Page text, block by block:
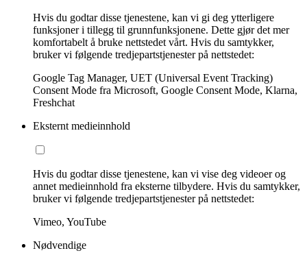
Hvis du godtar disse tjenestene, kan vi gi deg ytterligere
funksjoner i tillegg til grunnfunksjonene. Dette gjør det mer
komfortabelt å bruke nettstedet vårt. Hvis du samtykker,
bruker vi følgende tredjepartstjenester på nettstedet:
Google Tag Manager, UET (Universal Event Tracking)
Consent Mode fra Microsoft, Google Consent Mode, Klarna,
Freshchat
Eksternt medieinnhold
Hvis du godtar disse tjenestene, kan vi vise deg videoer og
annet medieinnhold fra eksterne tilbydere. Hvis du samtykker,
bruker vi følgende tredjepartstjenester på nettstedet:
Vimeo, YouTube
Nødvendige